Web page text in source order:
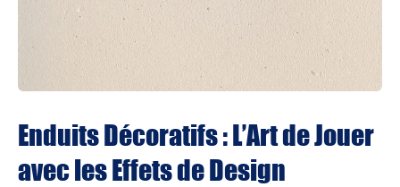
Enduits Décoratifs : L’Art de Jouer
avec les Effets de Design